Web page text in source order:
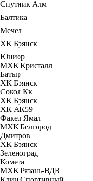
Спутник Алм
Балтика
Мечел
ХК Брянск
Юниор
МХК Кристалл
Батыр
ХК Брянск
Сокол Кк
ХК Брянск
ХК АК59
Факел Ямал
МХК Белгород
Дмитров
ХК Брянск
Зеленоград
Комета
МХК Рязань-ВДВ
Клин Спортивный